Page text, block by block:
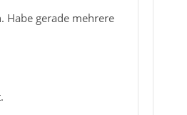
Habe gerade mehrere